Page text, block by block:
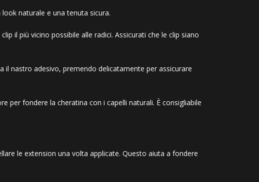
look naturale e una tenuta sicura.
il più vicino possibile alle radici. Assicurati che le clip siano
il nastro adesivo, premendo delicatamente per assicurare
per fondere la cheratina con i capelli naturali. È consigliabile
le extension una volta applicate. Questo aiuta a fondere